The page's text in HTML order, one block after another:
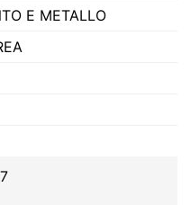
E METALLO